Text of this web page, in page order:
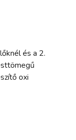
és a 2.
oxi